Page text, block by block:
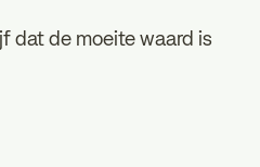
dat de moeite waard is